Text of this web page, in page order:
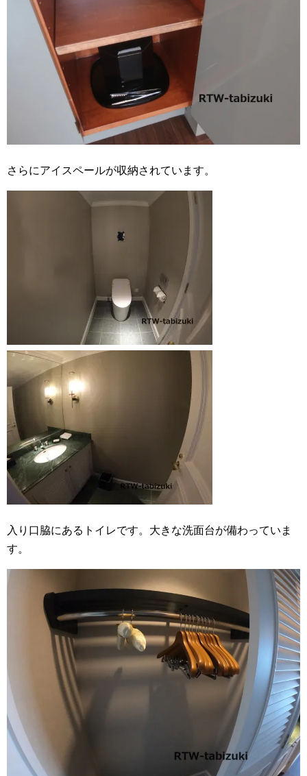
さらにアイスペールが収納されています。
入り口脇にあるトイレです。大きな洗面台が備わっていま
す。